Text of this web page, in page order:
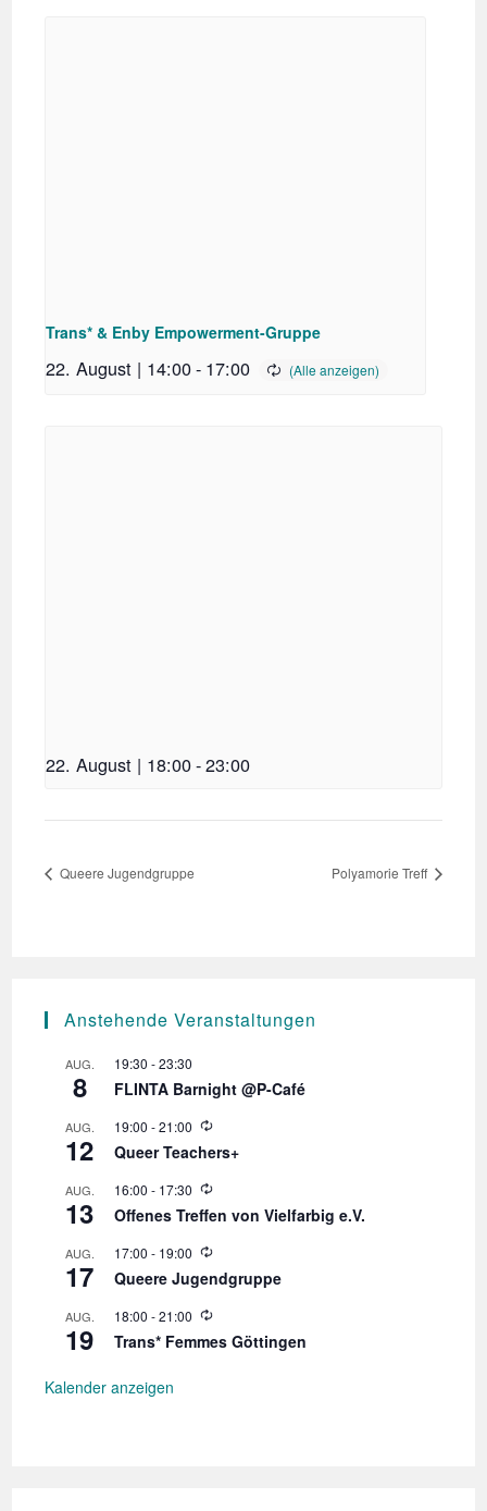
Trans* & Enby Empowerment-Gruppe
22. August | 14:00- 17:00
22. August | 18:00-23:00
Queere Jugendgruppe Polyamorie Treff
Anstehende Veranstaltungen
AUG.
8
19:30 -23:30
FLINTA Barnight @P-Café
AUG.
12
19:00 -21:00
W
e
e
r
o
u
g
Queer Teachers+
AUG.
13
16:00 - 17:30
W
e
e
r
o
u
Offenes Treffen von Vielfarbig e.V.
AUG.
17
17:00 - 19:00
W
e
e
r
Queere Jugendgruppe
AUG.
19
18:00 -21:00
W
e
Trans* Femmes Göttingen
Kalender anzeigen